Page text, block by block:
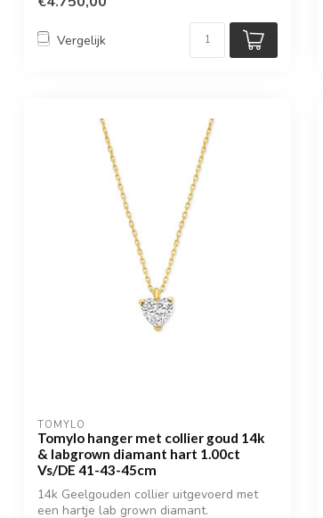
Vergelijk
TOMYLO
Tomylo hanger met collier goud 14k
& labgrown diamant hart 1.00ct
Vs/DE 41-43-45cm
14k Geelgouden collier uitgevoerd met
een hartje lab grown diamant.